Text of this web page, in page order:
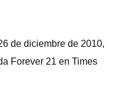
de diciembre de 2010,
Forever 21 en Times